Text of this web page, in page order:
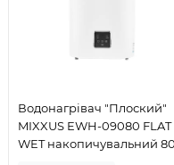
Водонагрівач "Плоский"
MIXXUS EWH-09080 FLAT
WET накопичувальний 80